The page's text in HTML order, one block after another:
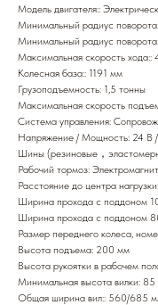
Модель двигателя::
Минимальный радиус
Минимальный радиус
Максимальная скорость хода::
Колесная база:: 1191 мм
Грузоподъемность: 1,5 тонны
Максимальная скорость
Система управления:
Напряжение / Мощность: 24 В
Шины (резиновые，
Рабочий тормоз:
Расстояние до центра
Ширина прохода с поддоном
Ширина прохода с поддоном
Размер переднего колеса,
Высота подъема: 200 мм
Высота рукоятки в рабочем
Минимальная высота вилки:
Общая ширина вил:: 560/685